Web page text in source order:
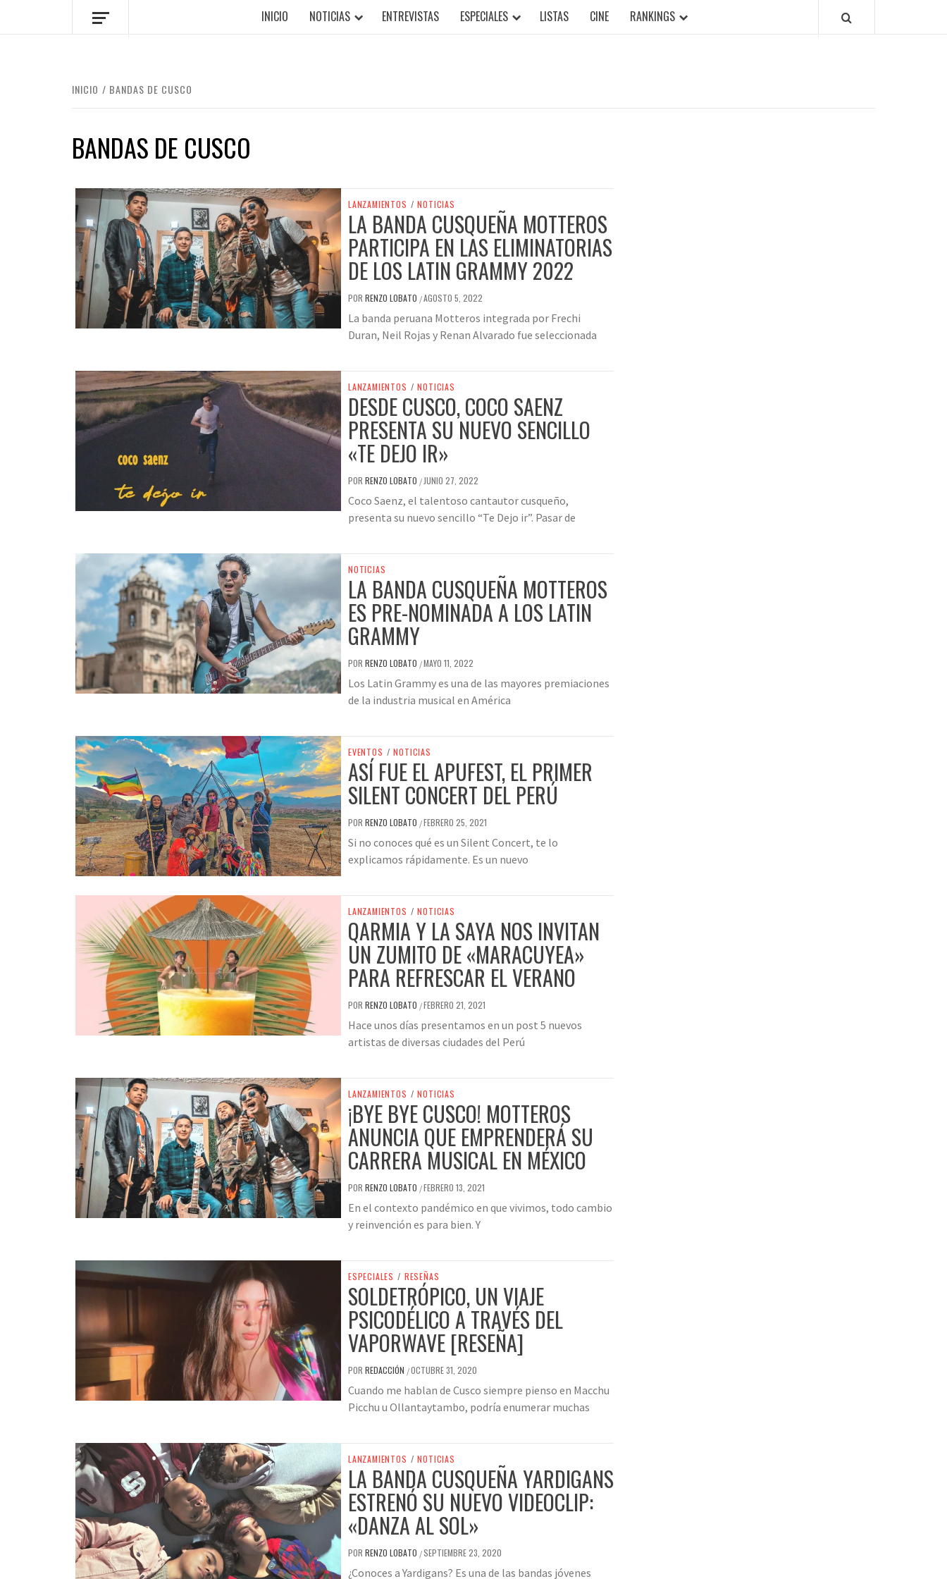
INICIO NOTICIAS ENTREVISTAS ESPECIALES LISTAS CINE RANKINGS
INICIO BANDAS DE CUSCO
BANDAS DE CUSCO
LANZAMIENTOS / NOTICIAS
LA BANDA CUSQUEÑA MOTTEROS
PARTICIPA EN LAS ELIMINATORIAS
DE LOS LATIN GRAMMY 2022
POR RENZO LOBATO /AGOSTO 5, 2022
La banda peruana Motteros integrada por Frechi
Duran, Neil Rojas y Renan Alvarado fue seleccionada
LANZAMIENTOS / NOTICIAS
DESDE CUSCO, COCO SAENZ
PRESENTA SU NUEVO SENCILLO
«TE DEJO IR»
POR RENZO LOBATO / JUNIO 27, 2022
Coco Saenz, el talentoso cantautor cusqueño,
presenta su nuevo sencillo “Te Dejo ir”. Pasar de
NOTICIAS
LA BANDA CUSQUEÑA MOTTEROS
ES PRE-NOMINADA A LOS LATIN
GRAMMY
POR RENZO LOBATO /MAYO 11, 2022
Los Latin Grammy es una de las mayores premiaciones
de la industria musical en América
EVENTOS / NOTICIAS
ASÍ FUE EL APUFEST, EL PRIMER
SILENT CONCERT DEL PERÚ
POR RENZO LOBATO /FEBRERO 25, 2021
Si no conoces qué es un Silent Concert, te lo
explicamos rápidamente. Es un nuevo
LANZAMIENTOS / NOTICIAS
QARMIA Y LA SAYA NOS INVITAN
UN ZUMITO DE «MARACUYEA»
PARA REFRESCAR EL VERANO
POR RENZO LOBATO /FEBRERO 21, 2021
Hace unos días presentamos en un post 5 nuevos
artistas de diversas ciudades del Perú
LANZAMIENTOS / NOTICIAS
¡BYE BYE CUSCO! MOTTEROS
ANUNCIA QUE EMPRENDERÁ SU
CARRERA MUSICAL EN MÉXICO
POR RENZO LOBATO /FEBRERO 13, 2021
En el contexto pandémico en que vivimos, todo cambio
y reinvención es para bien. Y
ESPECIALES / RESEÑAS
SOLDETRÓPICO, UN VIAJE
PSICODÉLICO A TRAVÉS DEL
VAPORWAVE [RESEÑA]
POR REDACCIÓN /OCTUBRE 31, 2020
Cuando me hablan de Cusco siempre pienso en Macchu
Picchu u Ollantaytambo, podría enumerar muchas
LANZAMIENTOS / NOTICIAS
LA BANDA CUSQUEÑA YARDIGANS
ESTRENÓ SU NUEVO VIDEOCLIP:
«DANZA AL SOL»
POR RENZO LOBATO /SEPTIEMBRE 23, 2020
¿Conoces a Yardigans? Es una de las bandas jóvenes